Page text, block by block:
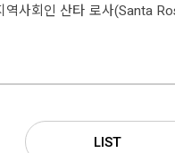
역사회인 산타 로사(Santa
LIST